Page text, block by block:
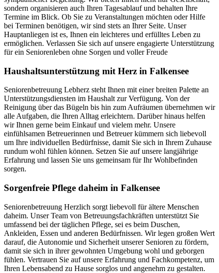
sondern organisieren auch Ihren Tagesablauf und behalten Ihre
Termine im Blick. Ob Sie zu Veranstaltungen möchten oder Hilfe
bei Terminen benötigen, wir sind stets an Ihrer Seite. Unser
Hauptanliegen ist es, Ihnen ein leichteres und erfülltes Leben zu
ermöglichen. Verlassen Sie sich auf unsere engagierte Unterstützung
für ein Seniorenleben ohne Sorgen und voller Freude
Haushalts­unterstützung mit Herz in Falkensee
Seniorenbetreuung Lebherz steht Ihnen mit einer breiten Palette an
Unterstützungsdiensten im Haushalt zur Verfügung. Von der
Reinigung über das Bügeln bis hin zum Aufräumen übernehmen wir
alle Aufgaben, die Ihren Alltag erleichtern. Darüber hinaus helfen
wir Ihnen gerne beim Einkauf und vielem mehr. Unsere
einfühlsamen Betreuerinnen und Betreuer kümmern sich liebevoll
um Ihre individuellen Bedürfnisse, damit Sie sich in Ihrem Zuhause
rundum wohl fühlen können. Setzen Sie auf unsere langjährige
Erfahrung und lassen Sie uns gemeinsam für Ihr Wohlbefinden
sorgen.
Sorgenfreie Pflege daheim in Falkensee
Seniorenbetreuung Herzlich sorgt liebevoll für ältere Menschen
daheim. Unser Team von Betreuungsfachkräften unterstützt Sie
umfassend bei der täglichen Pflege, sei es beim Duschen,
Ankleiden, Essen und anderen Bedürfnissen. Wir legen großen Wert
darauf, die Autonomie und Sicherheit unserer Senioren zu fördern,
damit sie sich in ihrer gewohnten Umgebung wohl und geborgen
fühlen. Vertrauen Sie auf unsere Erfahrung und Fachkompetenz, um
Ihren Lebensabend zu Hause sorglos und angenehm zu gestalten.